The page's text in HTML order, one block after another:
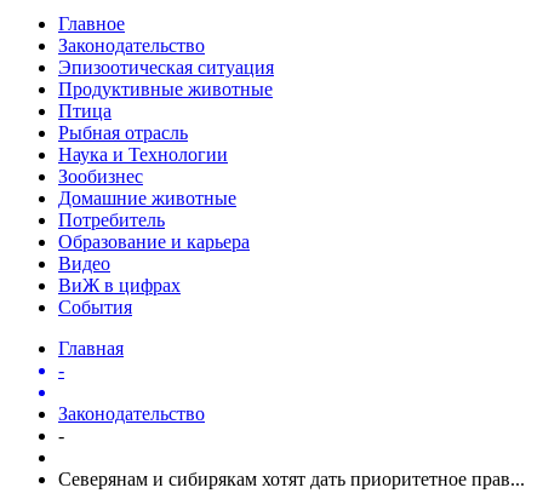
Главное
Законодательство
Эпизоотическая ситуация
Продуктивные животные
Птица
Рыбная отрасль
Наука и Технологии
Зообизнес
Домашние животные
Потребитель
Образование и карьера
Видео
ВиЖ в цифрах
События
Главная
-
Законодательство
-
Северянам и сибирякам хотят дать приоритетное прав...